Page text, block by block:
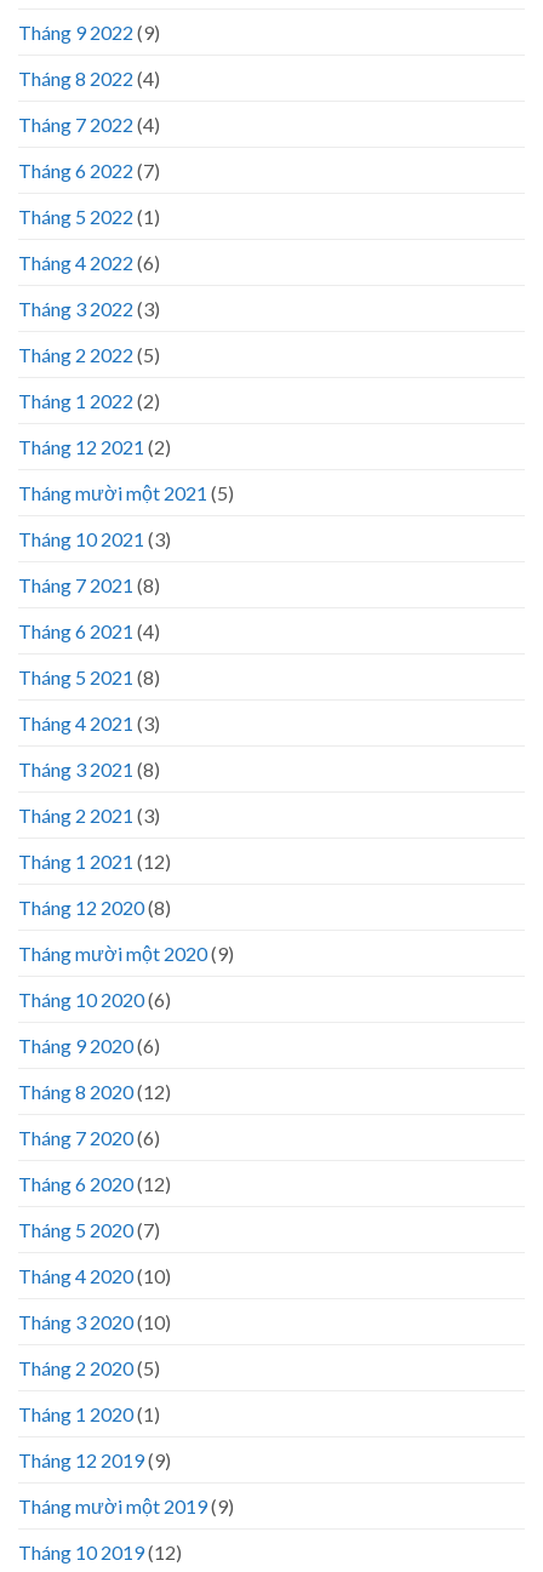
Tháng 9 2022 (9)
Tháng 8 2022 (4)
Tháng 7 2022 (4)
Tháng 6 2022 (7)
Tháng 5 2022 (1)
Tháng 4 2022 (6)
Tháng 3 2022 (3)
Tháng 2 2022 (5)
Tháng 1 2022 (2)
Tháng 12 2021 (2)
Tháng mười một 2021 (5)
Tháng 10 2021 (3)
Tháng 7 2021 (8)
Tháng 6 2021 (4)
Tháng 5 2021 (8)
Tháng 4 2021 (3)
Tháng 3 2021 (8)
Tháng 2 2021 (3)
Tháng 1 2021 (12)
Tháng 12 2020(8)
Tháng mười một 2020(9)
Tháng 10 2020(6)
Tháng 9 2020(6)
Tháng 8 2020(12)
Tháng 7 2020(6)
Tháng 6 2020(12)
Tháng 5 2020(7)
Tháng 4 2020(10)
Tháng 3 2020(10)
Tháng 2 2020(5)
Tháng 1 2020(1)
Tháng 12 2019(9)
Tháng mười một 2019(9)
Tháng 10 2019(12)